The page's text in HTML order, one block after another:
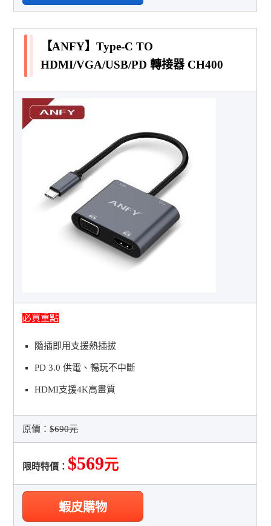
【ANFY】Type-C TO
HDMI/VGA/USB/PD 轉接器 CH400
必買重點
隨插即用支援熱插拔
PD 3.0 供電、暢玩不中斷
HDMI支援4K高畫質
原價：$690元
限時特價： $569元
蝦皮購物